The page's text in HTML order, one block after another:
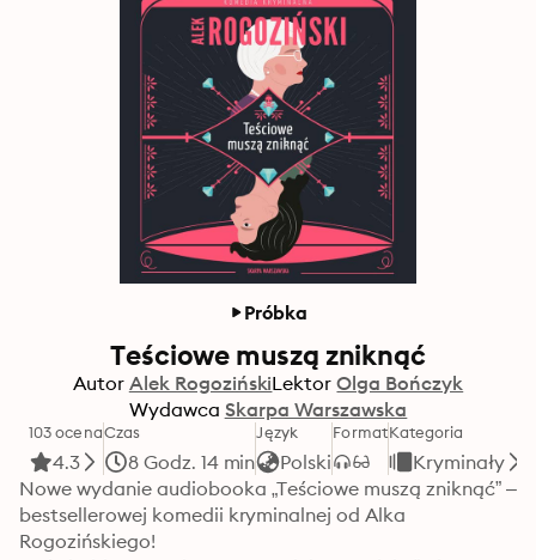
Próbka
Teściowe muszą zniknąć
Autor Alek RogozińskiLektor Olga Bończyk
Wydawca Skarpa Warszawska
103 ocena
4.3
Czas
8 Godz. 14 min
Język
Polski
FormatKategoria
Kryminały
Nowe wydanie audiobooka „Teściowe muszą zniknąć” –
bestsellerowej komedii kryminalnej od Alka
Rogozińskiego!